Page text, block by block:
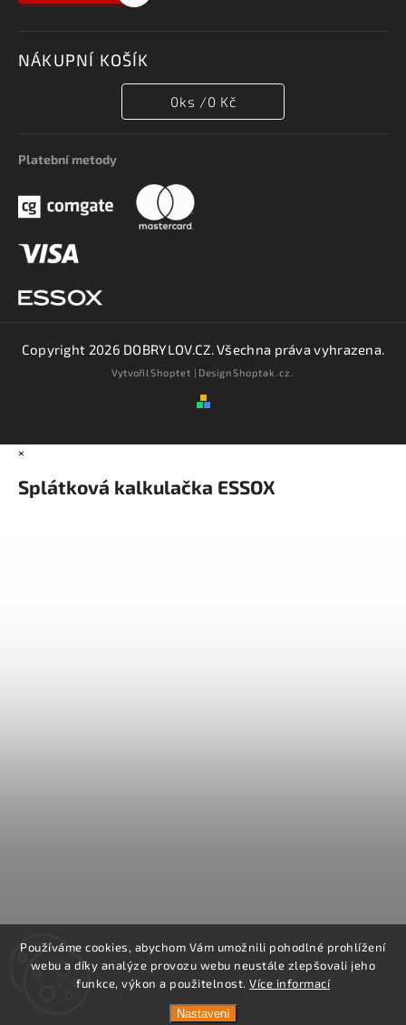
Používáme cookies, abychom Vám umožnili pohodlné prohlížení
webu a díky analýze provozu webu neustále zlepšovali jeho
funkce, výkon a použitelnost. Více informací
Nastavení
NÁKUPNÍ KOŠÍK
0ks /0 Kč
Platební metody
Copyright 2026 DOBRYLOV.CZ. Všechna práva vyhrazena.
VytvořilShoptet | DesignShoptak.cz.
×
Splátková kalkulačka ESSOX